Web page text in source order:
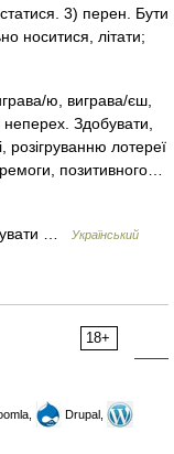
3) перен. Бути
носитися, літати;
ю, виграва/єш,
Здобувати,
розігруванню лотереї
позитивного…
…
Український
18+
Drupal,